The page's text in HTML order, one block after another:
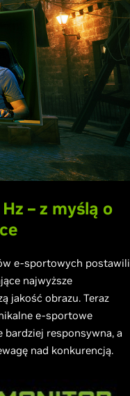
– z myślą o
e-sportowych postawili
najwyższe
jakość obrazu. Teraz
e-sportowe
bardziej responsywna, a
nad konkurencją.